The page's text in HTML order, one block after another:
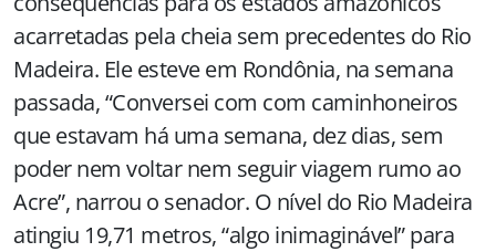
acarretadas pela cheia sem precedentes do Rio
Madeira. Ele esteve em Rondônia, na semana
passada, “Conversei com com caminhoneiros
que estavam há uma semana, dez dias, sem
poder nem voltar nem seguir viagem rumo ao
Acre”, narrou o senador. O nível do Rio Madeira
atingiu 19,71 metros, “algo inimaginável” para